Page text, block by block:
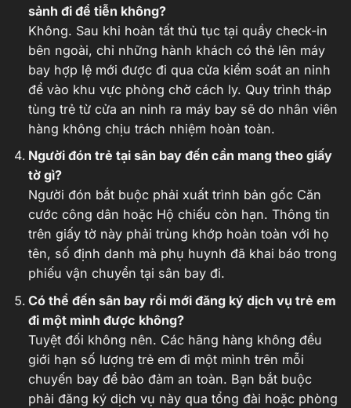
sảnh đi để tiễn không?
Không. Sau khi hoàn tất thủ tục tại quầy check-in
bên ngoài, chỉ những hành khách có thẻ lên máy
bay hợp lệ mới được đi qua cửa kiểm soát an ninh
để vào khu vực phòng chờ cách ly. Quy trình tháp
tùng trẻ từ cửa an ninh ra máy bay sẽ do nhân viên
hàng không chịu trách nhiệm hoàn toàn.
Người đón trẻ tại sân bay đến cần mang theo giấy
tờ gì?
Người đón bắt buộc phải xuất trình bản gốc Căn
cước công dân hoặc Hộ chiếu còn hạn. Thông tin
trên giấy tờ này phải trùng khớp hoàn toàn với họ
tên, số định danh mà phụ huynh đã khai báo trong
phiếu vận chuyển tại sân bay đi.
Có thể đến sân bay rồi mới đăng ký dịch vụ trẻ em
đi một mình được không?
Tuyệt đối không nên. Các hãng hàng không đều
giới hạn số lượng trẻ em đi một mình trên mỗi
chuyến bay để bảo đảm an toàn. Bạn bắt buộc
phải đăng ký dịch vụ này qua tổng đài hoặc phòng